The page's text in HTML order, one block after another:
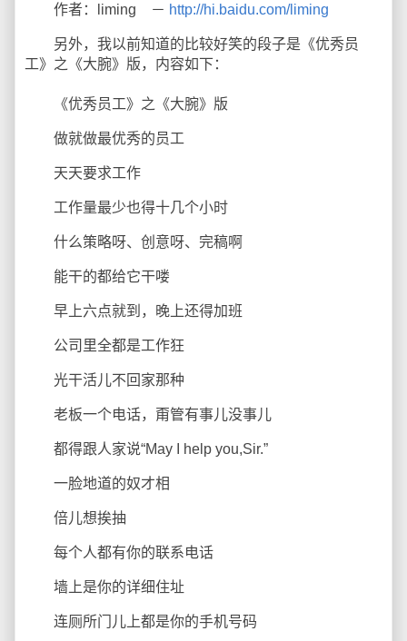
作者：liming － http://hi.baidu.com/liming
另外，我以前知道的比较好笑的段子是《优秀员
工》之《大腕》版，内容如下：
《优秀员工》之《大腕》版
做就做最优秀的员工
天天要求工作
工作量最少也得十几个小时
什么策略呀、创意呀、完稿啊
能干的都给它干喽
早上六点就到，晚上还得加班
公司里全都是工作狂
光干活儿不回家那种
老板一个电话，甭管有事儿没事儿
都得跟人家说“May I help you,Sir.”
一脸地道的奴才相
倍儿想挨抽
每个人都有你的联系电话
墙上是你的详细住址
连厕所门儿上都是你的手机号码